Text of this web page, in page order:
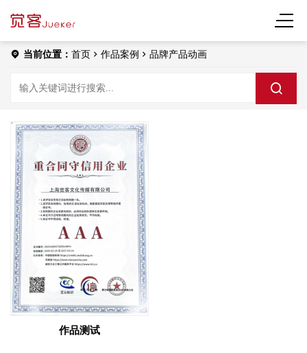
当前位置： 首页 作品案例 品牌产品动画
作品测试